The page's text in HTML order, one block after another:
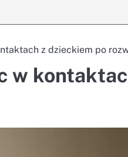
z dzieckiem po
w